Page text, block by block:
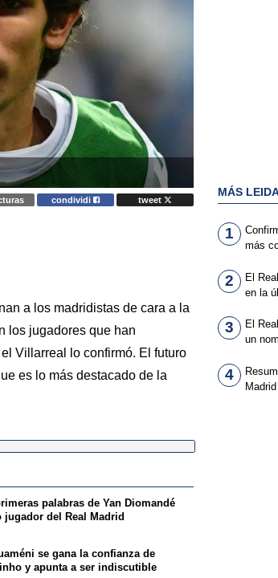
condividi tweet
a los madridistas de cara a la
los jugadores que han
Villarreal lo confirmó. El futuro
es lo más destacado de la
palabras de Yan Diomandé
jugador del Real Madrid
se gana la confianza de
y apunta a ser indiscutible
MÁS
1
más
2
El
en la
3
El
un
4